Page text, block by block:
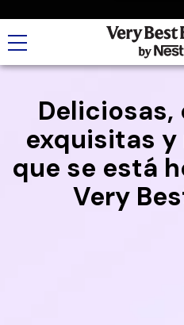
Deliciosas,
exquisitas y
que se está
Very